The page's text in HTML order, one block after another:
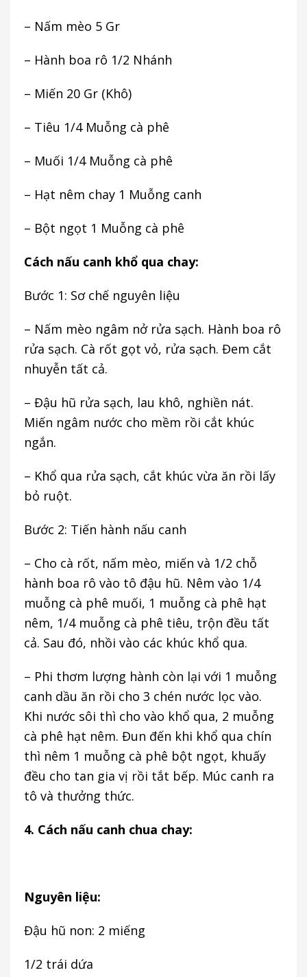
– Nấm mèo 5 Gr
– Hành boa rô 1/2 Nhánh
– Miến 20 Gr (Khô)
– Tiêu 1/4 Muỗng cà phê
– Muối 1/4 Muỗng cà phê
– Hạt nêm chay 1 Muỗng canh
– Bột ngọt 1 Muỗng cà phê
Cách nấu canh khổ qua chay:
Bước 1: Sơ chế nguyên liệu
– Nấm mèo ngâm nở rửa sạch. Hành boa rô
rửa sạch. Cà rốt gọt vỏ, rửa sạch. Đem cắt
nhuyễn tất cả.
– Đậu hũ rửa sạch, lau khô, nghiền nát.
Miến ngâm nước cho mềm rồi cắt khúc
ngắn.
– Khổ qua rửa sạch, cắt khúc vừa ăn rồi lấy
bỏ ruột.
Bước 2: Tiến hành nấu canh
– Cho cà rốt, nấm mèo, miến và 1/2 chỗ
hành boa rô vào tô đậu hũ. Nêm vào 1/4
muỗng cà phê muối, 1 muỗng cà phê hạt
nêm, 1/4 muỗng cà phê tiêu, trộn đều tất
cả. Sau đó, nhồi vào các khúc khổ qua.
– Phi thơm lượng hành còn lại với 1 muỗng
canh dầu ăn rồi cho 3 chén nước lọc vào.
Khi nước sôi thì cho vào khổ qua, 2 muỗng
cà phê hạt nêm. Đun đến khi khổ qua chín
thì nêm 1 muỗng cà phê bột ngọt, khuấy
đều cho tan gia vị rồi tắt bếp. Múc canh ra
tô và thưởng thức.
4. Cách nấu canh chua chay:
Nguyên liệu:
Đậu hũ non: 2 miếng
1/2 trái dứa